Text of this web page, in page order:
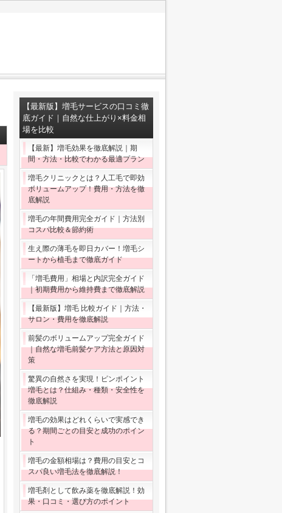
【最新版】増毛サービスの口コミ徹
底ガイド｜自然な仕上がり×料金相
場を比較
【最新】増毛効果を徹底解説｜期
間・方法・比較でわかる最適プラン
増毛クリニックとは？人工毛で即効
ボリュームアップ！費用・方法を徹
底解説
増毛の年間費用完全ガイド｜方法別
コスパ比較＆節約術
生え際の薄毛を即日カバー！増毛シ
ートから植毛まで徹底ガイド
「増毛費用」相場と内訳完全ガイド
｜初期費用から維持費まで徹底解説
【最新版】増毛 比較ガイド｜方法・
サロン・費用を徹底解説
前髪のボリュームアップ完全ガイド
｜自然な増毛前髪ケア方法と原因対
策
驚異の自然さを実現！ピンポイント
増毛とは？仕組み・種類・安全性を
徹底解説
増毛の効果はどれくらいで実感でき
る？期間ごとの目安と成功のポイン
ト
増毛の金額相場は？費用の目安とコ
スパ良い増毛法を徹底解説！
増毛剤として飲み薬を徹底解説！効
果・口コミ・選び方のポイント